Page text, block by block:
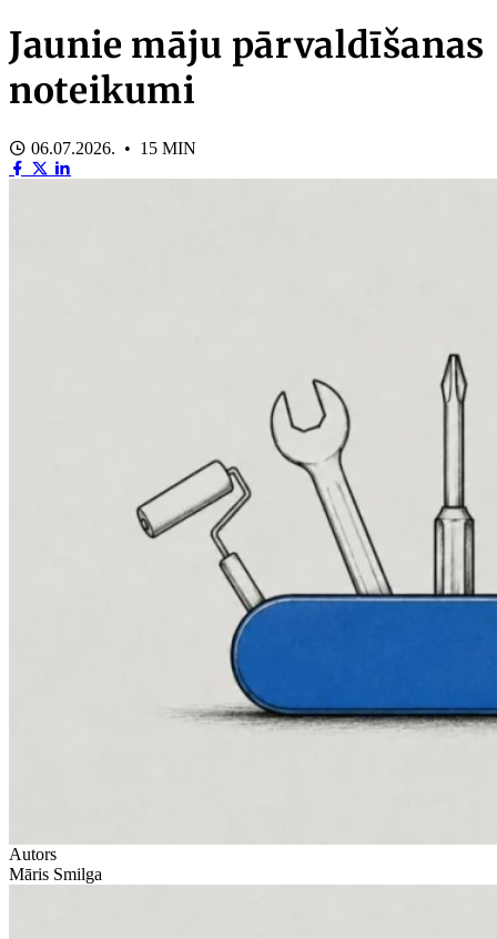
Jaunie māju pārvaldīšanas
noteikumi
06.07.2026. • 15 MIN
Autors
Māris Smilga